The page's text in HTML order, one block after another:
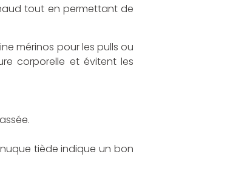
tout en permettant de
mérinos pour les pulls ou
corporelle et évitent les
tiède indique un bon